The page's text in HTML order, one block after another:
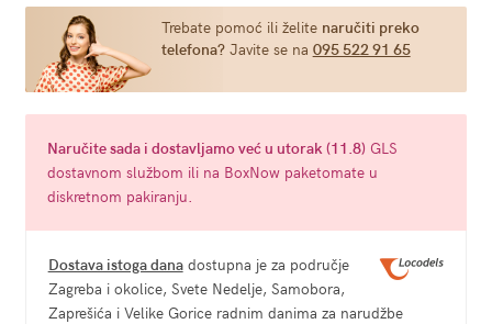
Premium
količina
Trebate pomoć ili želite naručiti preko
telefona?Javite se na 095 522 91 65
Naručitesadai dostavljamo već u utorak (11.8) GLS
dostavnom službom ili na BoxNow paketomate u
diskretnom pakiranju.
Dostava istoga danadostupna je za područje
Zagreba i okolice, Svete Nedelje, Samobora,
Zaprešića i Velike Gorice radnim danima za narudžbe